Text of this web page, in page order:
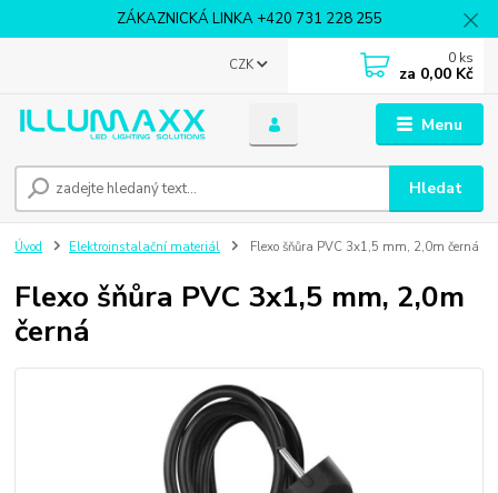
ZÁKAZNICKÁ LINKA +420 731 228 255
Menu
CZK
Hledat
0 ks
za 0,00 Kč
Úvod Elektroinstalační materiál Flexo šňůra PVC 3x1,5 mm, 2,0m černá
Flexo šňůra PVC 3x1,5 mm, 2,0m
černá